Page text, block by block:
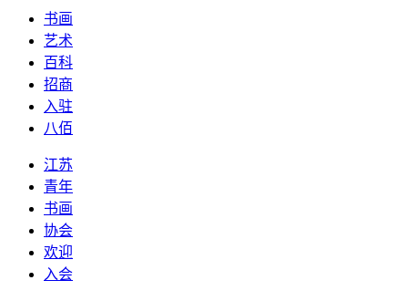
书画
艺术
百科
招商
入驻
八佰
江苏
青年
书画
协会
欢迎
入会